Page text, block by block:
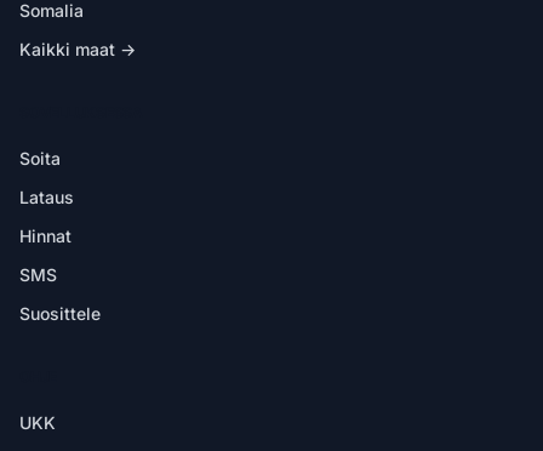
Somalia
Kaikki maat →
Soita
Lataus
Hinnat
SMS
Suosittele
UKK